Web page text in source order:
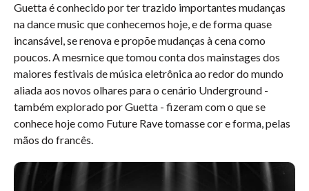
Guetta é conhecido por ter trazido importantes mudanças
na dance music que conhecemos hoje, e de forma quase
incansável, se renova e propõe mudanças à cena como
poucos. A mesmice que tomou conta dos mainstages dos
maiores festivais de música eletrônica ao redor do mundo
aliada aos novos olhares para o cenário Underground -
também explorado por Guetta - fizeram com o que se
conhece hoje como Future Rave tomasse cor e forma, pelas
mãos do francês.